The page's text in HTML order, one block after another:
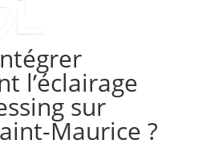
l’éclairage
sur
Maurice ?